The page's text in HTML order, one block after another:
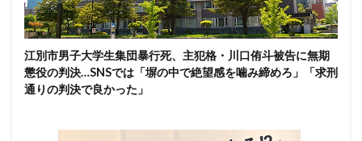
江別市男子大学生集団暴行死、主犯格・川口侑斗被告に無期
懲役の判決…SNSでは「塀の中で絶望感を噛み締めろ」「求刑
通りの判決で良かった」